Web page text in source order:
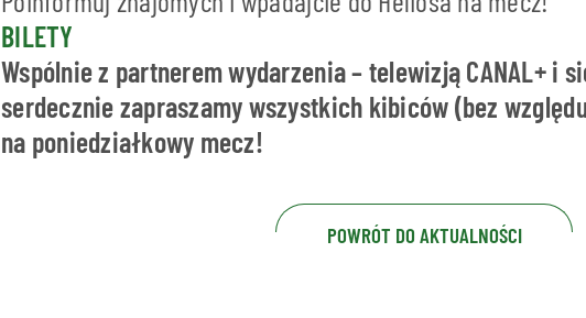
BILETY
Wspólnie z partnerem wydarzenia – telewizją CANAL+ i
serdecznie zapraszamy wszystkich kibiców (bez
na poniedziałkowy mecz!
POWRÓT DO AKTUALNOŚCI